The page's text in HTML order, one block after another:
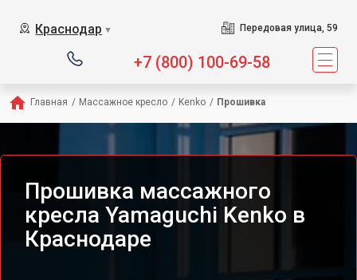
Краснодар ▼ Передовая улица, 59
+7 (800) 100-69-58
Главная / Массажное кресло / Kenko / Прошивка
Прошивка массажного
кресла Yamaguchi Kenko в
Краснодаре